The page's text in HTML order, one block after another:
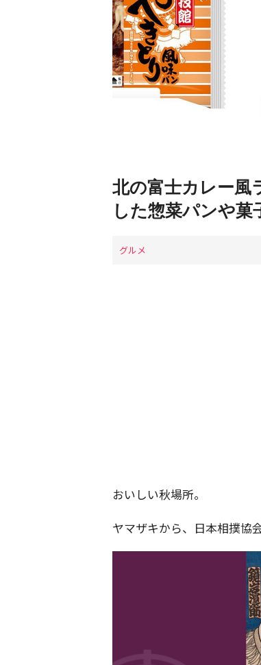
北の富士カレー風
した惣菜パンや
グルメ
おいしい秋場所。
ヤマザキから、日本相撲協